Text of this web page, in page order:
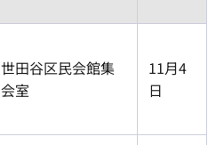
世田谷区民会館集
会室
11月4
日